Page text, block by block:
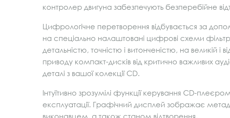
контролер двигуна забезпечують безперебійне
Цифрологічне перетворення відбувається за
на спеціально налаштовані цифрові схеми
детальністю, точністю і витонченістю, на великій
приводу компакт-дисків від критично важливих
деталі з вашої колекції CD.
Інтуїтивно зрозумілі функції керування CD-
експлуатації. Графічний дисплей зображає
виконавцем, а також станом відтворення.